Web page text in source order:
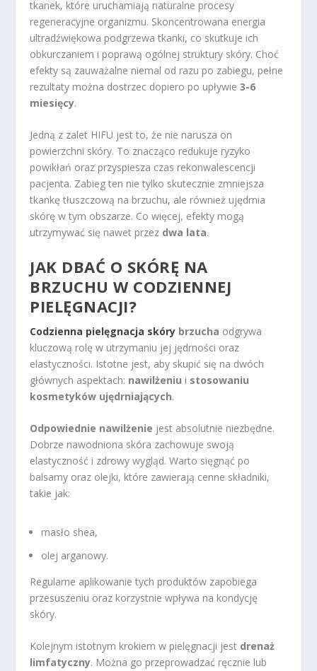
tkanek, które uruchamiają naturalne procesy
regeneracyjne organizmu. Skoncentrowana energia
ultradźwiękowa podgrzewa tkanki, co skutkuje ich
obkurczaniem i poprawą ogólnej struktury skóry. Choć
efekty są zauważalne niemal od razu po zabiegu, pełne
rezultaty można dostrzec dopiero po upływie3-6
miesięcy.
Jedną z zalet HIFU jest to, że nie narusza on
powierzchni skóry. To znacząco redukuje ryzyko
powikłań oraz przyspiesza czas rekonwalescencji
pacjenta. Zabieg ten nie tylko skutecznie zmniejsza
tkankę tłuszczową na brzuchu, ale również ujędrnia
skórę w tym obszarze. Co więcej, efekty mogą
utrzymywać się nawet przez dwa lata.
JAK DBAĆ O SKÓRĘ NA
BRZUCHU W CODZIENNEJ
PIELĘGNACJI?
Codzienna pielęgnacja skóry brzucha odgrywa
kluczową rolę w utrzymaniu jej jędrności oraz
elastyczności. Istotne jest, aby skupić się na dwóch
głównych aspektach: nawilżeniu i stosowaniu
kosmetyków ujędrniających.
Odpowiednie nawilżenie jest absolutnie niezbędne.
Dobrze nawodniona skóra zachowuje swoją
elastyczność i zdrowy wygląd. Warto sięgnąć po
balsamy oraz olejki, które zawierają cenne składniki,
takie jak:
masło shea,
olej arganowy.
Regularne aplikowanie tych produktów zapobiega
przesuszeniu oraz korzystnie wpływa na kondycję
skóry.
Kolejnym istotnym krokiem w pielęgnacji jest drenaż
limfatyczny. Można go przeprowadzać ręcznie lub